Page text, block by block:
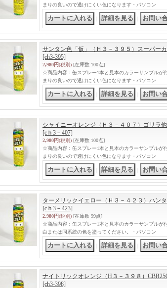
まりの良いので透けにくい色になります・パソ
サンタン色「仮」（Ｈ３－３９５）スーパー
[ch3-395]
2,980円(税別) [在庫数 100点]
☆商品内容：缶スプレー1本と見本のカラーサンプル
まりの良いので透けにくい色になります・パソ
シャイニーオレンジ（Ｈ３－４０７）ゴリラ他
[cｈ3－407]
2,980円(税別) [在庫数 100点]
☆商品内容：缶スプレー1本と見本のカラーサンプル
まりの良いので透けにくい色になります・パソ
ターメリックイエロー（Ｈ３－４２３）ハン
[cｈ3－423]
2,980円(税別) [在庫数 99点]
☆商品内容：缶スプレー1本と見本のカラーサンプル
白または同系統の色を塗ってください。・パソコン
ナイトリックオレンジ（H３－３９８）
[ch3-398]